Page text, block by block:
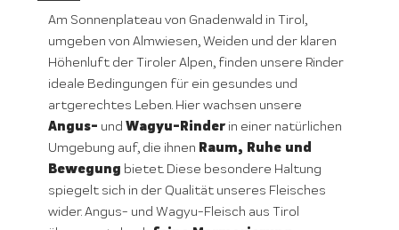
Am Sonnenplateau von Gnadenwald in Tirol,
umgeben von Almwiesen, Weiden und der klaren
Höhenluft der Tiroler Alpen, finden unsere Rinder
ideale Bedingungen für ein gesundes und
artgerechtes Leben. Hier wachsen unsere
Angus- und Wagyu-Rinderin einer natürlichen
Umgebung auf, die ihnen Raum, Ruhe und
Bewegung bietet. Diese besondere Haltung
spiegelt sich in der Qualität unseres Fleisches
wider. Angus- und Wagyu-Fleisch aus Tirol